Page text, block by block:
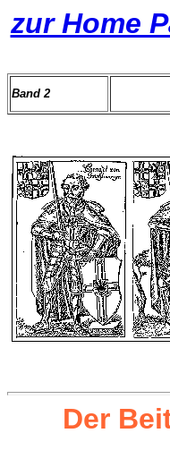
zur Home
Band 2
Der